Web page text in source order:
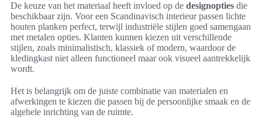
De keuze van het materiaal heeft invloed op de designopties die
beschikbaar zijn. Voor een Scandinavisch interieur passen lichte
houten planken perfect, terwijl industriële stijlen goed samengaan
met metalen opties. Klanten kunnen kiezen uit verschillende
stijlen, zoals minimalistisch, klassiek of modern, waardoor de
kledingkast niet alleen functioneel maar ook visueel aantrekkelijk
wordt.
Het is belangrijk om de juiste combinatie van materialen en
afwerkingen te kiezen die passen bij de persoonlijke smaak en de
algehele inrichting van de ruimte.